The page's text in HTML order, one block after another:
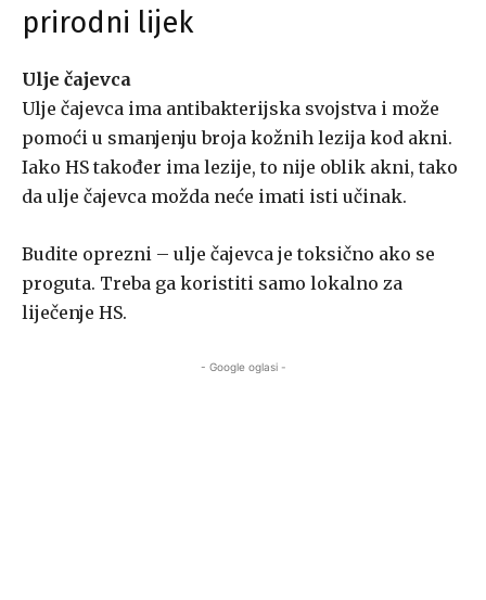
prirodni lijek
Ulje čajevca
Ulje čajevca ima antibakterijska svojstva i može
pomoći u smanjenju broja kožnih lezija kod akni.
Iako HS također ima lezije, to nije oblik akni, tako
da ulje čajevca možda neće imati isti učinak.
Budite oprezni – ulje čajevca je toksično ako se
proguta. Treba ga koristiti samo lokalno za
liječenje HS.
- Google oglasi -